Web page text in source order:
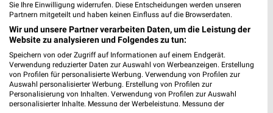
0,6 km
Angebote ab 03.08.
Gültig bis Sa. 08.08.
21,1 km
Angebote ab 01.08.
Noch morgen gültig
PENNY XXXLutz
Sie Ihre Einwilligung widerrufen. Diese Entscheidungen werden unseren
Partnern mitgeteilt und haben keinen Einfluss auf die Browserdaten.
Wir und unsere Partner verarbeiten Daten, um die Leistung der
Website zu analysieren und Folgendes zu tun:
Speichern von oder Zugriff auf Informationen auf einem Endgerät.
Verwendung reduzierter Daten zur Auswahl von Werbeanzeigen. Erstellung
von Profilen für personalisierte Werbung. Verwendung von Profilen zur
Auswahl personalisierter Werbung. Erstellung von Profilen zur
Personalisierung von Inhalten. Verwendung von Profilen zur Auswahl
personalisierter Inhalte. Messung der Werbeleistung. Messung der